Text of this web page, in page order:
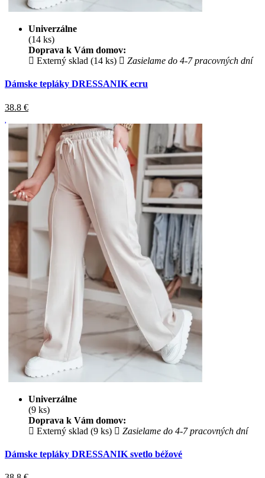
Univerzálne
(14 ks)
Doprava k Vám domov:
Externý sklad (14 ks)
Zasielame do 4-7 pracovných dní
Dámske tepláky DRESSANIK ecru
38.8 €
Univerzálne
(9 ks)
Doprava k Vám domov:
Externý sklad (9 ks)
Zasielame do 4-7 pracovných dní
Dámske tepláky DRESSANIK svetlo béžové